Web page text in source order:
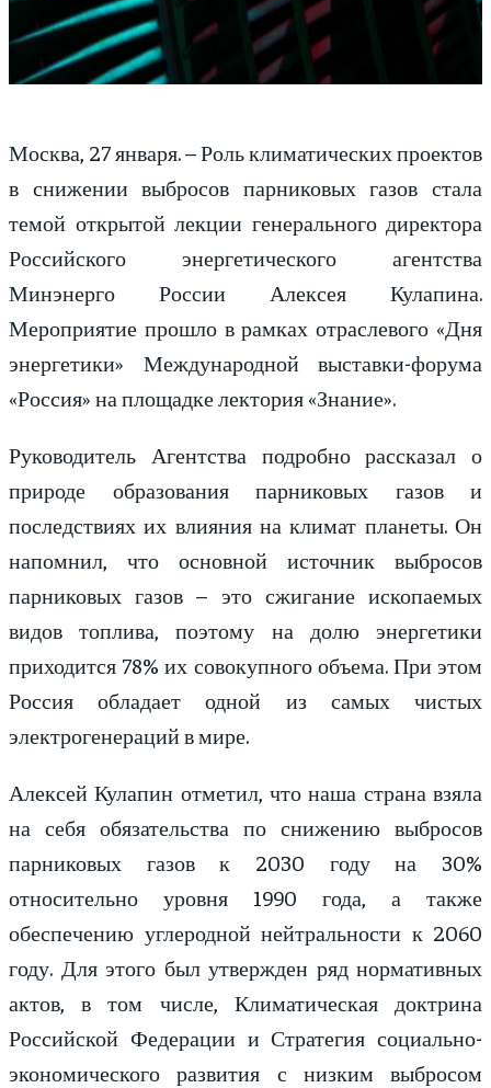
Москва, 27 января. – Роль климатических проектов
в снижении выбросов парниковых газов стала
темой открытой лекции генерального директора
Российского энергетического агентства
Минэнерго России Алексея Кулапина.
Мероприятие прошло в рамках отраслевого «Дня
энергетики» Международной выставки-форума
«Россия» на площадке лектория «Знание».
Руководитель Агентства подробно рассказал о
природе образования парниковых газов и
последствиях их влияния на климат планеты. Он
напомнил, что основной источник выбросов
парниковых газов – это сжигание ископаемых
видов топлива, поэтому на долю энергетики
приходится 78% их совокупного объема. При этом
Россия обладает одной из самых чистых
электрогенераций в мире.
Алексей Кулапин отметил, что наша страна взяла
на себя обязательства по снижению выбросов
парниковых газов к 2030 году на 30%
относительно уровня 1990 года, а также
обеспечению углеродной нейтральности к 2060
году. Для этого был утвержден ряд нормативных
актов, в том числе, Климатическая доктрина
Российской Федерации и Стратегия социально-
экономического развития с низким выбросом